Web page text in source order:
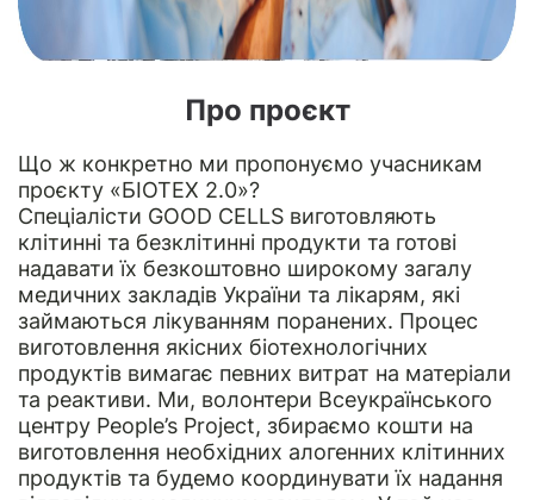
Про проєкт
Що ж конкретно ми пропонуємо учасникам
проєкту «БІОТЕХ 2.0»?
Спеціалісти GOOD CELLS виготовляють
клітинні та безклітинні продукти та готові
надавати їх безкоштовно широкому загалу
медичних закладів України та лікарям, які
займаються лікуванням поранених. Процес
виготовлення якісних біотехнологічних
продуктів вимагає певних витрат на матеріали
та реактиви. Ми, волонтери Всеукраїнського
центру People’s Project, збираємо кошти на
виготовлення необхідних алогенних клітинних
продуктів та будемо координувати їх надання